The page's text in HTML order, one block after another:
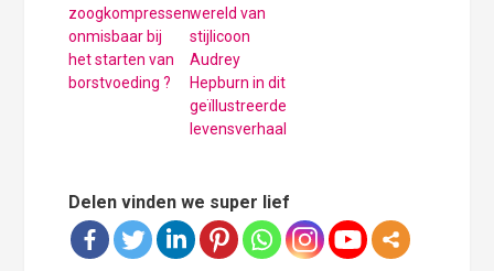
zoogkompressen
onmisbaar bij
het starten van
borstvoeding ?
wereld van
stijlicoon
Audrey
Hepburn in dit
geïllustreerde
levensverhaal
Delen vinden we super lief